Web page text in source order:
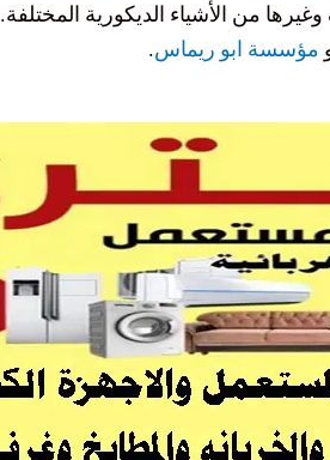
من الأشياء الديكورية المختلفة.
مؤسسة ابو ريماس.